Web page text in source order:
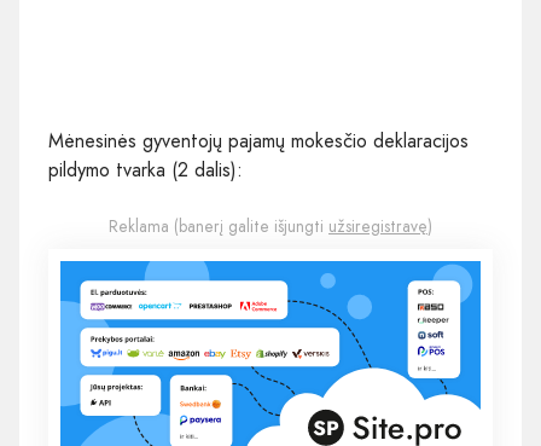
Mėnesinės gyventojų pajamų mokesčio deklaracijos
pildymo tvarka (2 dalis):
Reklama (banerį galite išjungti užsiregistravę)